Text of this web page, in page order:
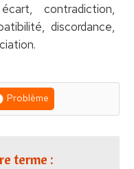
contradiction,
discordance,
Problème
terme :